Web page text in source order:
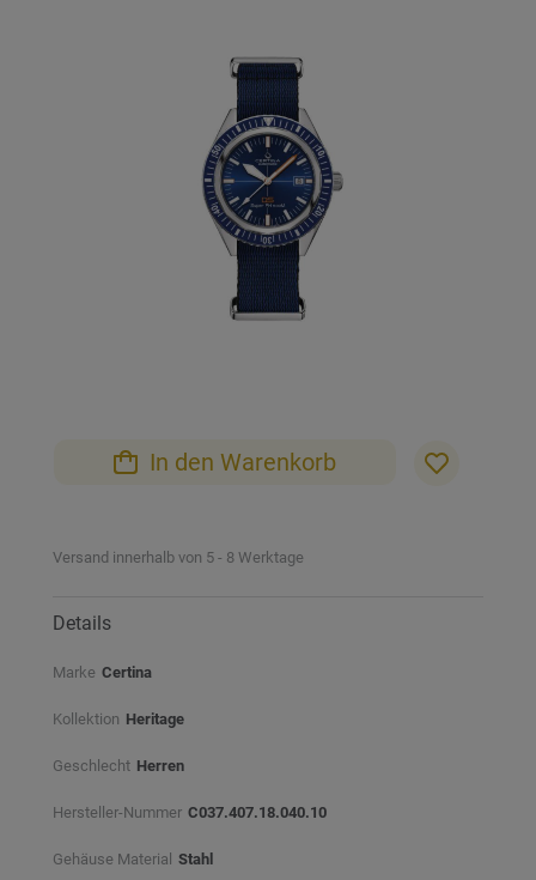
springen
In den Warenkorb
Versand innerhalb von 5 - 8 Werktage
Details
Marke Certina
Kollektion Heritage
Geschlecht Herren
Hersteller-Nummer C037.407.18.040.10
Gehäuse Material Stahl